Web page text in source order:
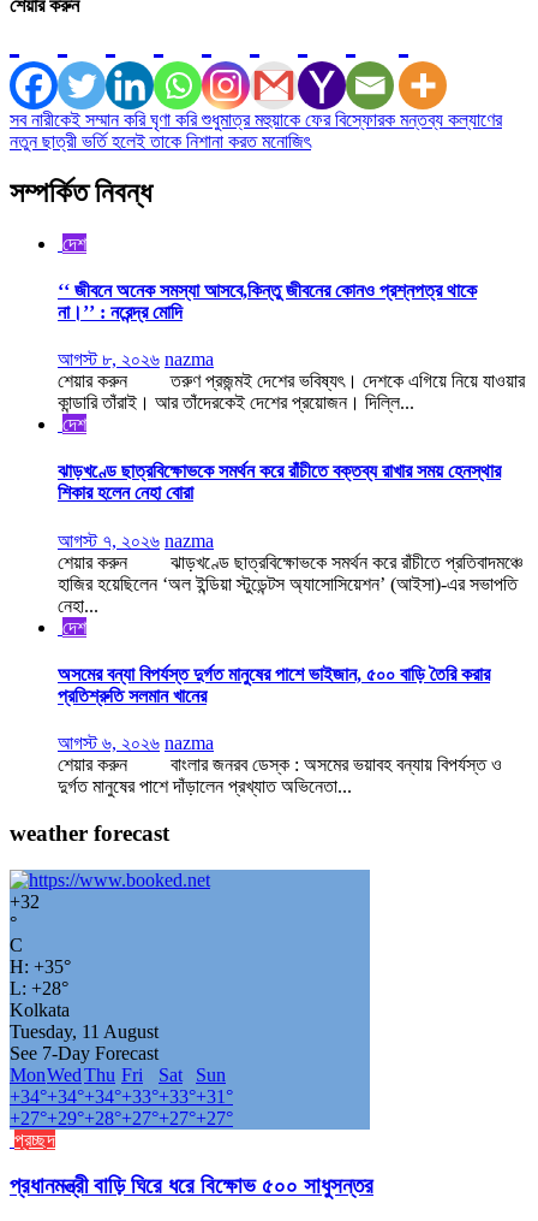
শেয়ার করুন
Post
navigation
সব নারীকেই সম্মান করি ঘৃণা করি শুধুমাত্র মহুয়াকে ফের বিস্ফোরক মন্তব্য কল্যাণের
নতুন ছাত্রী ভর্তি হলেই তাকে নিশানা করত মনোজিৎ
সম্পর্কিত নিবন্ধ
দেশ
‘‘ জীবনে অনেক সমস্যা আসবে,কিন্তু জীবনের কোনও প্রশ্নপত্র থাকে
না।’’ : নরেন্দ্র মোদি
আগস্ট ৮, ২০২৬ nazma
শেয়ার করুন তরুণ প্রজন্মই দেশের ভবিষ্যৎ। দেশকে এগিয়ে নিয়ে যাওয়ার
কান্ডারি তাঁরাই। আর তাঁদেরকেই দেশের প্রয়োজন। দিল্লি...
দেশ
ঝাড়খণ্ডে ছাত্রবিক্ষোভকে সমর্থন করে রাঁচীতে বক্তব্য রাখার সময় হেনস্থার
শিকার হলেন নেহা বোরা
আগস্ট ৭, ২০২৬ nazma
শেয়ার করুন ঝাড়খণ্ডে ছাত্রবিক্ষোভকে সমর্থন করে রাঁচীতে প্রতিবাদমঞ্চে
হাজির হয়েছিলেন ‘অল ইন্ডিয়া স্টুডেন্টস অ্যাসোসিয়েশন’ (আইসা)-এর সভাপতি
নেহা...
দেশ
অসমের বন্যা বিপর্যস্ত দুর্গত মানুষের পাশে ভাইজান, ৫০০ বাড়ি তৈরি করার
প্রতিশ্রুতি সলমান খানের
আগস্ট ৬, ২০২৬ nazma
শেয়ার করুন বাংলার জনরব ডেস্ক : অসমের ভয়াবহ বন্যায় বিপর্যস্ত ও
দুর্গত মানুষের পাশে দাঁড়ালেন প্রখ্যাত অভিনেতা...
weather forecast
+32
°
C
H: +35°
L: +28°
Kolkata
Tuesday, 11 August
See 7-Day Forecast
MonWedThu Fri Sat
Sun
+34°+34°+34°+33°+33°+31°
+27°+29°+28°+27°+27°+27°
প্রচ্ছদ
প্রধানমন্ত্রী বাড়ি ঘিরে ধরে বিক্ষোভ ৫০০ সাধুসন্তর